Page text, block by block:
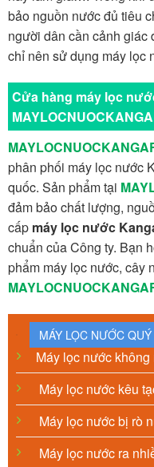
bảo nguồn nước đủ tiêu
người dân cần cảnh giác
chỉ nên sử dụng máy lọc
Cửa hàng máy lọc
phân phối máy lọc nước
quốc. Sản phẩm tại
đảm bảo chất lượng,
cấp máy lọc nước
chuẩn của Công ty. Bạn
phẩm máy lọc nước, cây
MÁY LỌC NƯỚC
Máy lọc nước
Máy lọc nước kêu
Máy lọc nước bị rò
Máy lọc nước ra